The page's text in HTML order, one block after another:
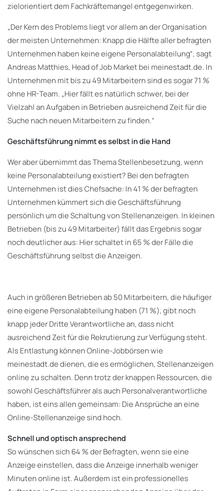
zielorientiert dem Fachkräftemangel entgegenwirken.
„Der Kern des Problems liegt vor allem an der Organisation
der meisten Unternehmen: Knapp die Hälfte aller befragten
Unternehmen haben keine eigene Personalabteilung“, sagt
Andreas Matthies, Head of Job Market bei meinestadt.de. In
Unternehmen mit bis zu 49 Mitarbeitern sind es sogar 71 %
ohne HR-Team. „Hier fällt es natürlich schwer, bei der
Vielzahl an Aufgaben in Betrieben ausreichend Zeit für die
Suche nach neuen Mitarbeitern zu finden.“
Geschäftsführung nimmt es selbst in die Hand
Wer aber übernimmt das Thema Stellenbesetzung, wenn
keine Personalabteilung existiert? Bei den befragten
Unternehmen ist dies Chefsache: In 41 % der befragten
Unternehmen kümmert sich die Geschäftsführung
persönlich um die Schaltung von Stellenanzeigen. In kleinen
Betrieben (bis zu 49 Mitarbeiter) fällt das Ergebnis sogar
noch deutlicher aus: Hier schaltet in 65 % der Fälle die
Geschäftsführung selbst die Anzeigen.
Auch in größeren Betrieben ab 50 Mitarbeitern, die häufiger
eine eigene Personalabteilung haben (71 %), gibt noch
knapp jeder Dritte Verantwortliche an, dass nicht
ausreichend Zeit für die Rekrutierung zur Verfügung steht.
Als Entlastung können Online-Jobbörsen wie
meinestadt.de dienen, die es ermöglichen, Stellenanzeigen
online zu schalten. Denn trotz der knappen Ressourcen, die
sowohl Geschäftsführer als auch Personalverantwortliche
haben, ist eins allen gemeinsam: Die Ansprüche an eine
Online-Stellenanzeige sind hoch.
Schnell und optisch ansprechend
So wünschen sich 64 % der Befragten, wenn sie eine
Anzeige einstellen, dass die Anzeige innerhalb weniger
Minuten online ist. Außerdem ist ein professionelles